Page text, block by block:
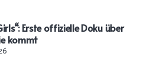
Erste offizielle Doku über
kommt